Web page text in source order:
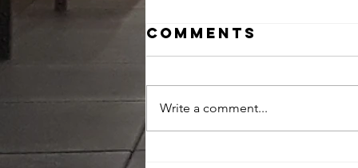
Comments
Write a comment...